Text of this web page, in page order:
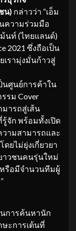
น) กล่าวว่า “เอ็ม
นความร่วมมือ
นท์ (ไทยแลนด์)
2021 ซึ่งถือเป็น
เรามุ่งมั่นก้าวสู่
นศูนย์การค้าใน
รม Cover
มารถสู่เส้น
จัก พร้อมทั้งเปิด
วามสามารถและ
ดยไม่ยุ่งเกี่ยวยา
าวชนคนรุ่นใหม่
รือมีจำนวนทีมผู้
นการค้นหานัก
ะการเต้นที่